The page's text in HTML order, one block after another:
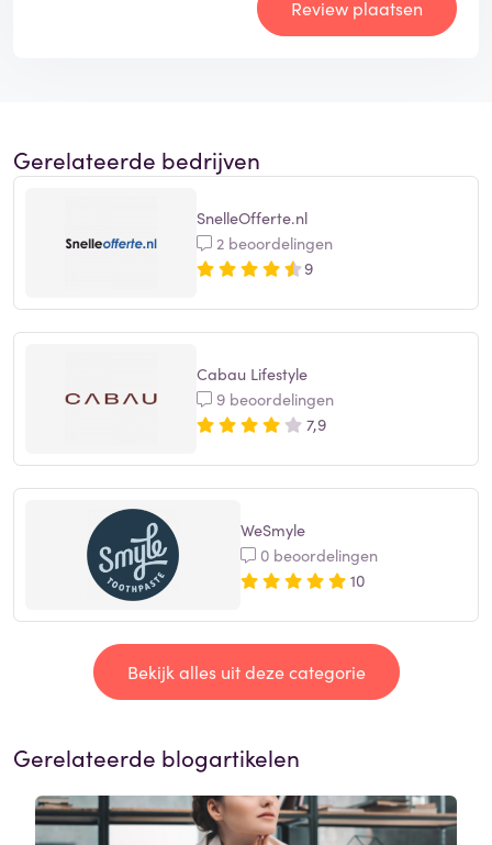
Review plaatsen
Gerelateerde bedrijven
SnelleOfferte.nl
2 beoordelingen
9
Cabau Lifestyle
9 beoordelingen
7,9
WeSmyle
0 beoordelingen
10
Bekijk alles uit deze categorie
Gerelateerde blogartikelen